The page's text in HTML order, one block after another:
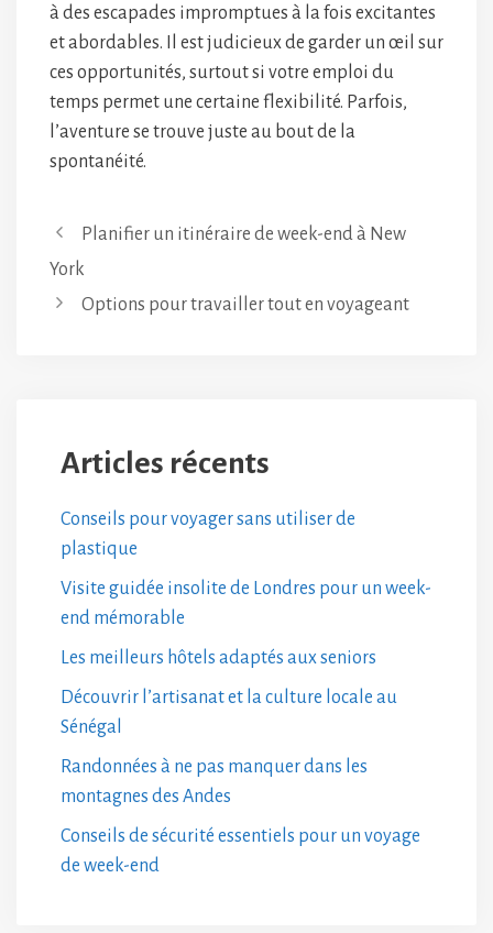
à des escapades impromptues à la fois excitantes
et abordables. Il est judicieux de garder un œil sur
ces opportunités, surtout si votre emploi du
temps permet une certaine flexibilité. Parfois,
l’aventure se trouve juste au bout de la
spontanéité.
Planifier un itinéraire de week-end à New
York
Options pour travailler tout en voyageant
Articles récents
Conseils pour voyager sans utiliser de
plastique
Visite guidée insolite de Londres pour un week-
end mémorable
Les meilleurs hôtels adaptés aux seniors
Découvrir l’artisanat et la culture locale au
Sénégal
Randonnées à ne pas manquer dans les
montagnes des Andes
Conseils de sécurité essentiels pour un voyage
de week-end